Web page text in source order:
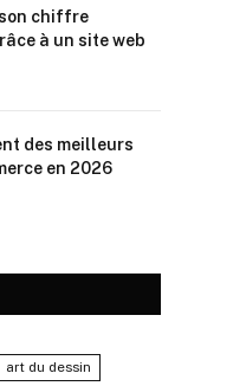
chiffre
à un site web
des meilleurs
en 2026
art du dessin